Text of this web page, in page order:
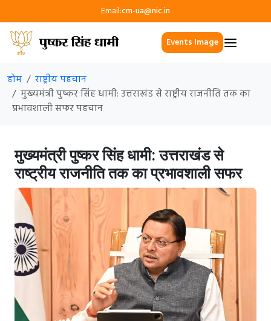
Email:cm-ua@nic.in
Events Image
होम
राष्ट्रीय पहचान
मुख्यमंत्री पुष्कर सिंह धामी: उत्तराखंड से राष्ट्रीय राजनीति तक का
प्रभावशाली सफर पहचान
मुख्यमंत्री पुष्कर सिंह धामी: उत्तराखंड से
राष्ट्रीय राजनीति तक का प्रभावशाली सफर